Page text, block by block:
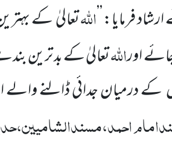
فرمایا: ’’اللّٰہتعالیٰکے
اوراللّٰہتعالیٰکے بد ترین
کے درمیان جدائی ڈالنے